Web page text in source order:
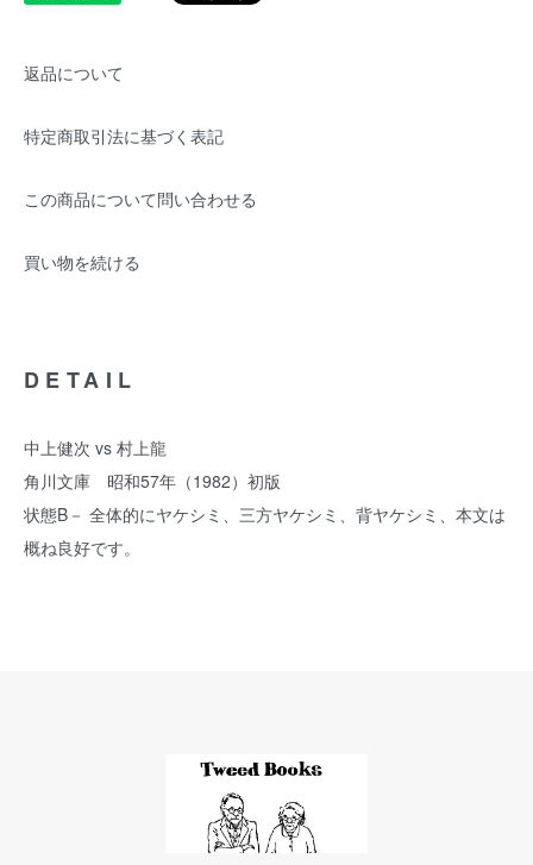
返品について
特定商取引法に基づく表記
この商品について問い合わせる
買い物を続ける
DETAIL
中上健次 vs 村上龍
角川文庫 昭和57年（1982）初版
状態B－ 全体的にヤケシミ、三方ヤケシミ、背ヤケシミ、本文は
概ね良好です。